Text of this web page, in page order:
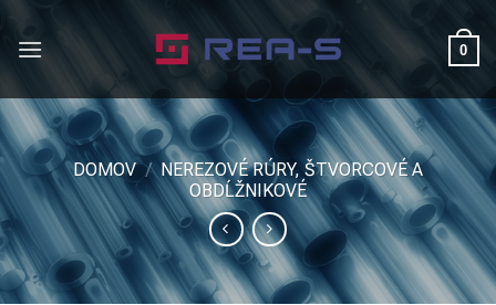
0
DOMOV / NEREZOVÉ RÚRY, ŠTVORCOVÉ A
OBDĹŽNIKOVÉ